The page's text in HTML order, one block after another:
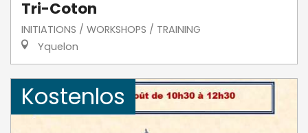
Tri-Coton
INITIATIONS / WORKSHOPS / TRAINING
Yquelon
Kostenlos